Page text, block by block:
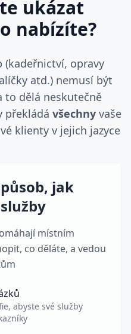
ukázat
nabízíte?
(kadeřnictví, opravy
atd.) nemusí být
to dělá neskutečně
překládá všechnyvaše
klienty v jejich jazyce
jak
místním
co děláte, a vedou
abyste své služby